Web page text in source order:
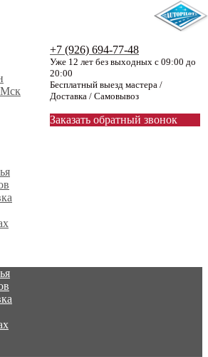
+7 (926) 694-77-48
Уже 12 лет без выходных с 09:00 до
20:00
Бесплатный выезд мастера /
Доставка / Самовывоз
Заказать обратный звонок